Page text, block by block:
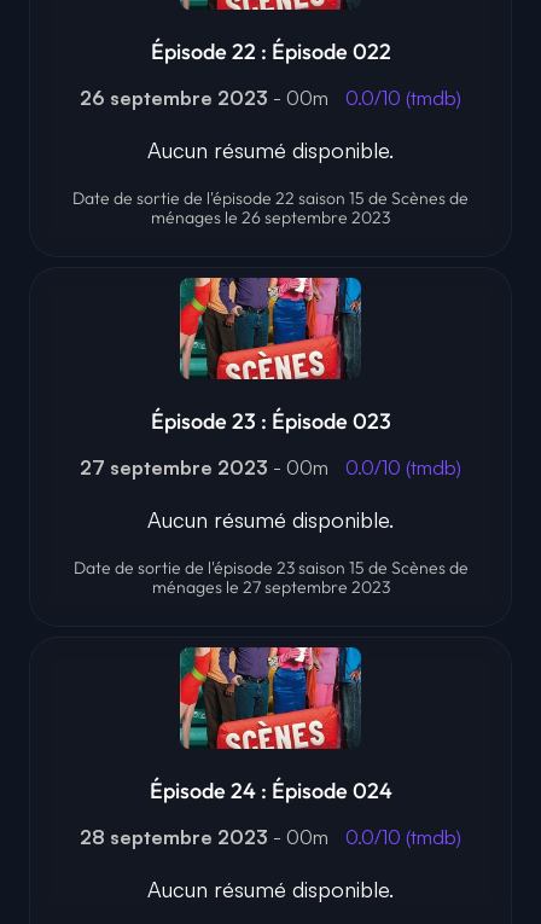
Épisode 22 : Épisode 022
26 septembre 2023 - 00m 0.0/10 (tmdb)
Aucun résumé disponible.
Date de sortie de l'épisode 22 saison 15 de Scènes de
ménages le 26 septembre 2023
Épisode 23 : Épisode 023
27 septembre 2023 - 00m 0.0/10 (tmdb)
Aucun résumé disponible.
Date de sortie de l'épisode 23 saison 15 de Scènes de
ménages le 27 septembre 2023
Épisode 24 : Épisode 024
28 septembre 2023 - 00m 0.0/10 (tmdb)
Aucun résumé disponible.